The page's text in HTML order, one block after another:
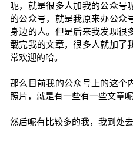
呃，就是很多人加我的公众号
的公众号，就是我原来办公众
身边的人。但是后来我发现很
载完我的文章，很多人就加了
常欢迎的哈。
那么目前我的公众号上的这个
照片，就是有一些有一些文章
然后呢有比较多的我，我到处去